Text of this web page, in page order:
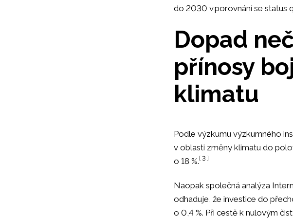
do 2030 v porovnání se status
Dopad
přínosy
klimatu
Podle výzkumu výzkumného
v oblasti změny klimatu do
o 18 %.[ 3 ]
Naopak společná analýza
odhaduje, že investice do
o 0,4 %. Při cestě k nulovým